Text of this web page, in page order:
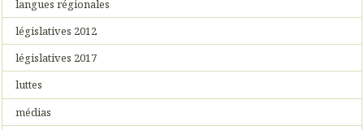
langues régionales
législatives 2012
législatives 2017
luttes
médias